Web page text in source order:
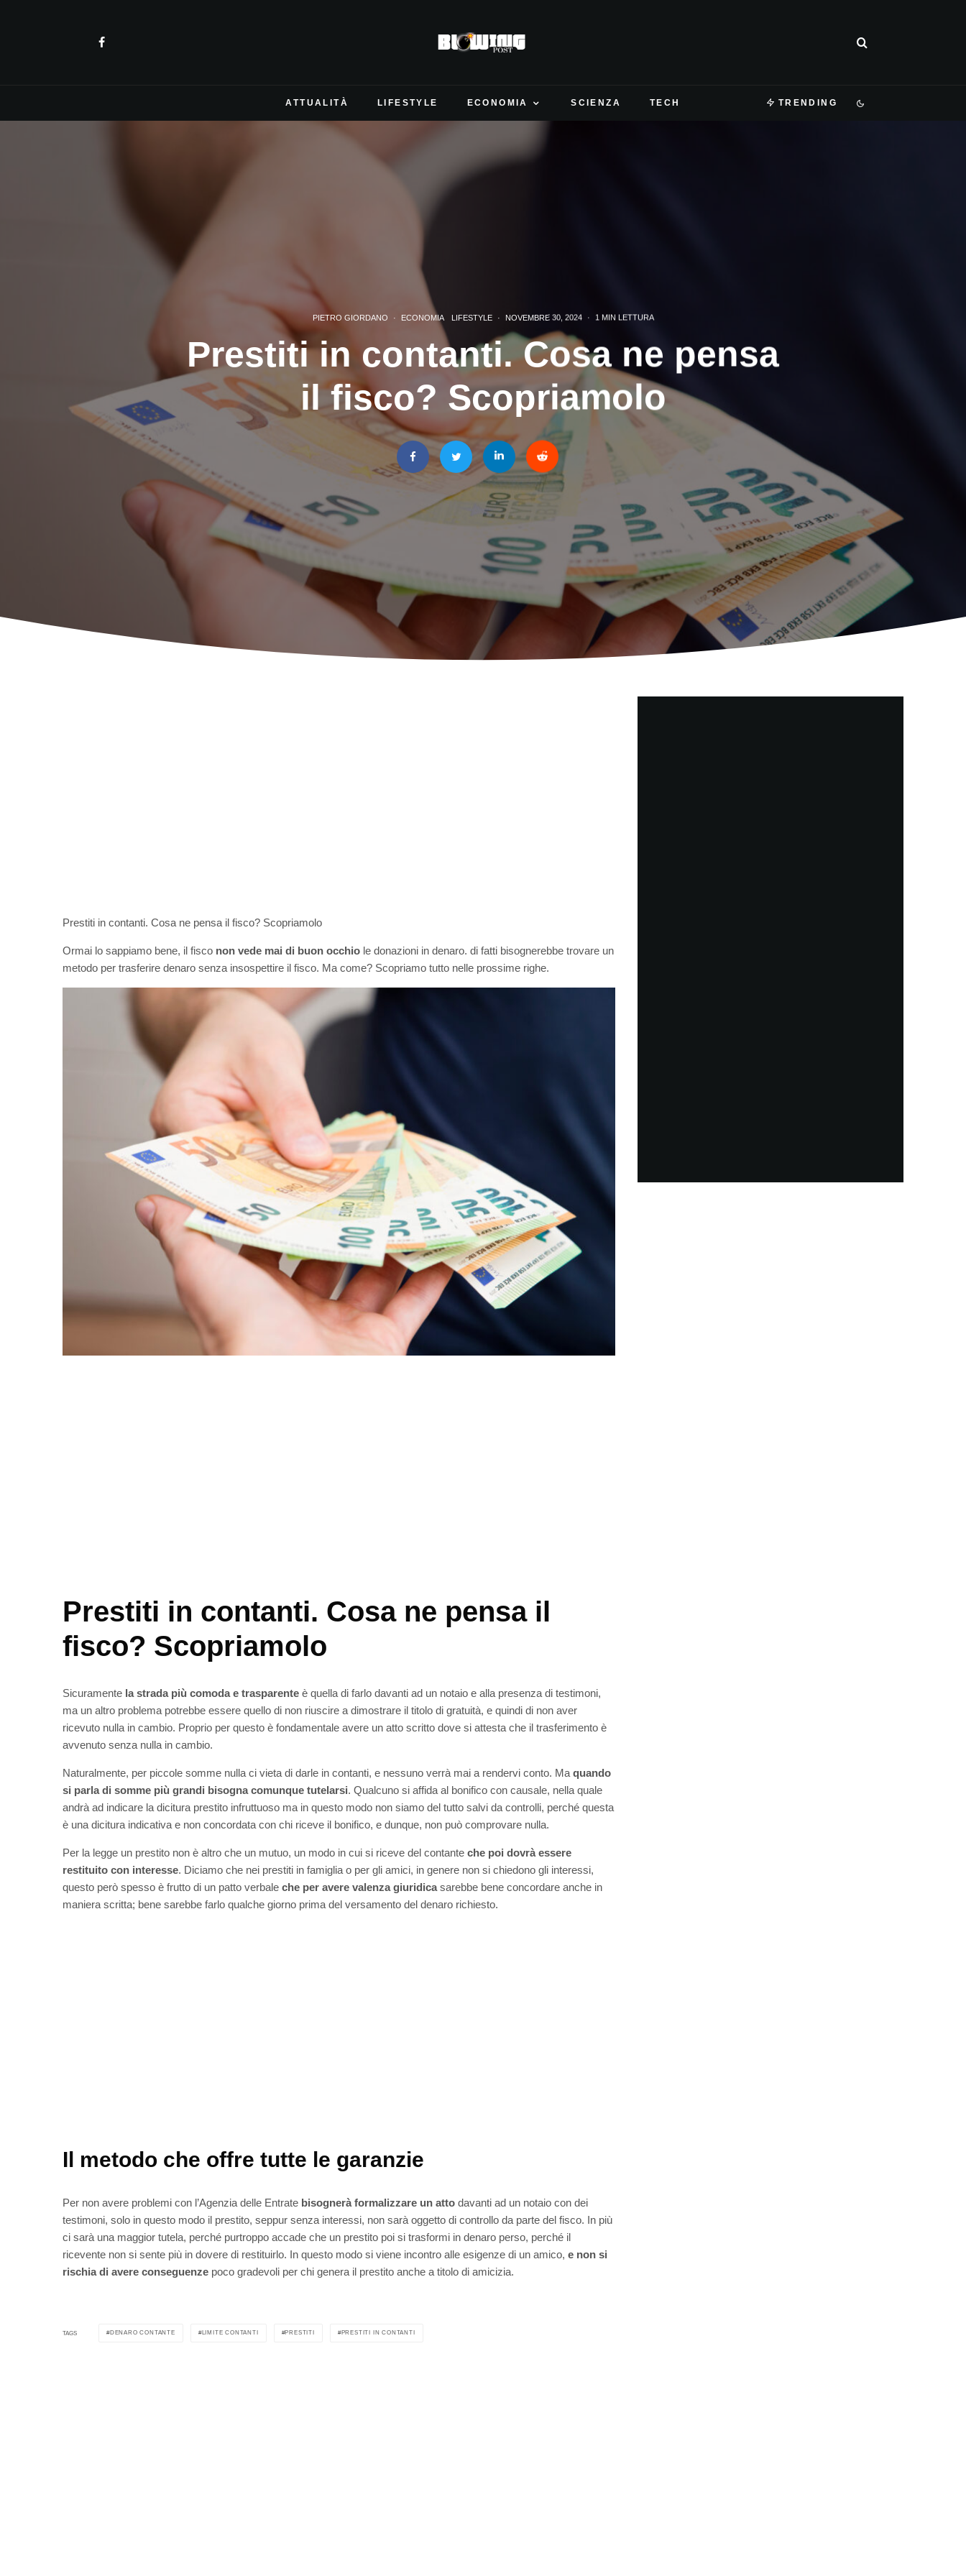
ATTUALITÀ LIFESTYLE ECONOMIA SCIENZA TECH TRENDING
PIETRO GIORDANO · ECONOMIA LIFESTYLE · NOVEMBRE 30, 2024 · 1 MIN LETTURA
Prestiti in contanti. Cosa ne pensa
il fisco? Scopriamolo
Prestiti in contanti. Cosa ne pensa il fisco? Scopriamolo
Ormai lo sappiamo bene, il fisco non vede mai di buon occhio le donazioni in denaro. di fatti bisognerebbe trovare un
metodo per trasferire denaro senza insospettire il fisco. Ma come? Scopriamo tutto nelle prossime righe.
Prestiti in contanti. Cosa ne pensa il
fisco? Scopriamolo
Sicuramente la strada più comoda e trasparente è quella di farlo davanti ad un notaio e alla presenza di testimoni,
ma un altro problema potrebbe essere quello di non riuscire a dimostrare il titolo di gratuità, e quindi di non aver
ricevuto nulla in cambio. Proprio per questo è fondamentale avere un atto scritto dove si attesta che il trasferimento è
avvenuto senza nulla in cambio.
Naturalmente, per piccole somme nulla ci vieta di darle in contanti, e nessuno verrà mai a rendervi conto. Ma quando
si parla di somme più grandi bisogna comunque tutelarsi. Qualcuno si affida al bonifico con causale, nella quale
andrà ad indicare la dicitura prestito infruttuoso ma in questo modo non siamo del tutto salvi da controlli, perché questa
è una dicitura indicativa e non concordata con chi riceve il bonifico, e dunque, non può comprovare nulla.
Per la legge un prestito non è altro che un mutuo, un modo in cui si riceve del contante che poi dovrà essere
restituito con interesse. Diciamo che nei prestiti in famiglia o per gli amici, in genere non si chiedono gli interessi,
questo però spesso è frutto di un patto verbale che per avere valenza giuridicasarebbe bene concordare anche in
maniera scritta; bene sarebbe farlo qualche giorno prima del versamento del denaro richiesto.
Il metodo che offre tutte le garanzie
Per non avere problemi con l’Agenzia delle Entrate bisognerà formalizzare un atto davanti ad un notaio con dei
testimoni, solo in questo modo il prestito, seppur senza interessi, non sarà oggetto di controllo da parte del fisco. In più
ci sarà una maggior tutela, perché purtroppo accade che un prestito poi si trasformi in denaro perso, perché il
ricevente non si sente più in dovere di restituirlo. In questo modo si viene incontro alle esigenze di un amico, e non si
rischia di avere conseguenze poco gradevoli per chi genera il prestito anche a titolo di amicizia.
TAGS DENARO CONTANTE LIMITE CONTANTI PRESTITI PRESTITI IN CONTANTI